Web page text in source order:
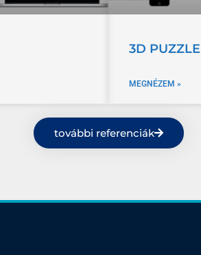
3D PUZZLE
MEGNÉZEM »
további referenciák